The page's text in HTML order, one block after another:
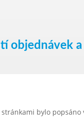
objednávek
bylo